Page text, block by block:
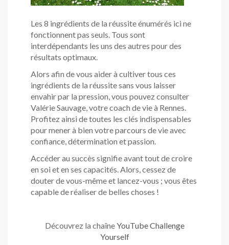
Les 8 ingrédients de la réussite énumérés ici ne
fonctionnent pas seuls. Tous sont
interdépendants les uns des autres pour des
résultats optimaux.
Alors afin de vous aider à cultiver tous ces
ingrédients de la réussite sans vous laisser
envahir par la pression, vous pouvez consulter
Valérie Sauvage, votre coach de vie à Rennes.
Profitez ainsi de toutes les clés indispensables
pour mener à bien votre parcours de vie avec
confiance, détermination et passion.
Accéder au succès signifie avant tout de croire
en soi et en ses capacités. Alors, cessez de
douter de vous-même et lancez-vous ; vous êtes
capable de réaliser de belles choses !
Découvrez la chaîneYouTube Challenge
Yourself